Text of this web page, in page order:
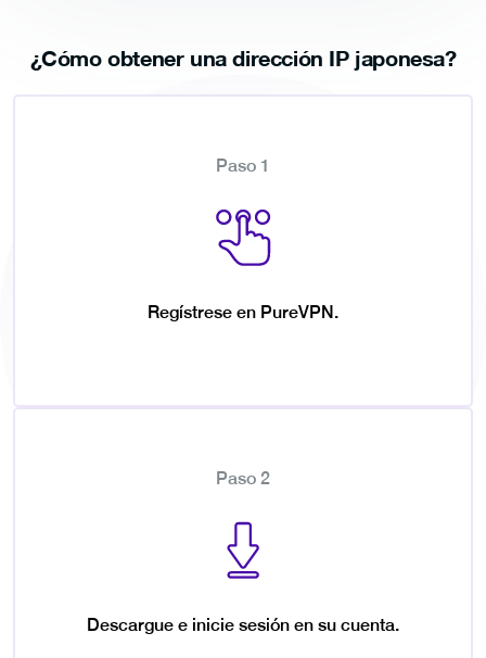
¿Cómo obtener una dirección IP japonesa?
Paso 1
Regístrese en PureVPN.
Paso 2
Descargue e inicie sesión en su cuenta.